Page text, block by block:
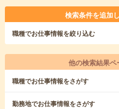
検索条件を追加
職種でお仕事情報を絞り込む
他の検索結果ペ
職種でお仕事情報をさがす
勤務地でお仕事情報をさがす